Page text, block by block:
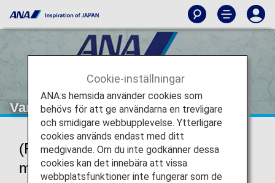
Vanligt förekommande frågor (F&S)
(F&S) Vanliga frågor från kunder
med funktionshinder
Cookie-inställningar
ANA:s hemsida använder cookies som
behövs för att ge användarna en trevligare
och smidigare webbupplevelse. Ytterligare
cookies används endast med ditt
medgivande. Om du inte godkänner dessa
cookies kan det innebära att vissa
webbplatsfunktioner inte fungerar som de